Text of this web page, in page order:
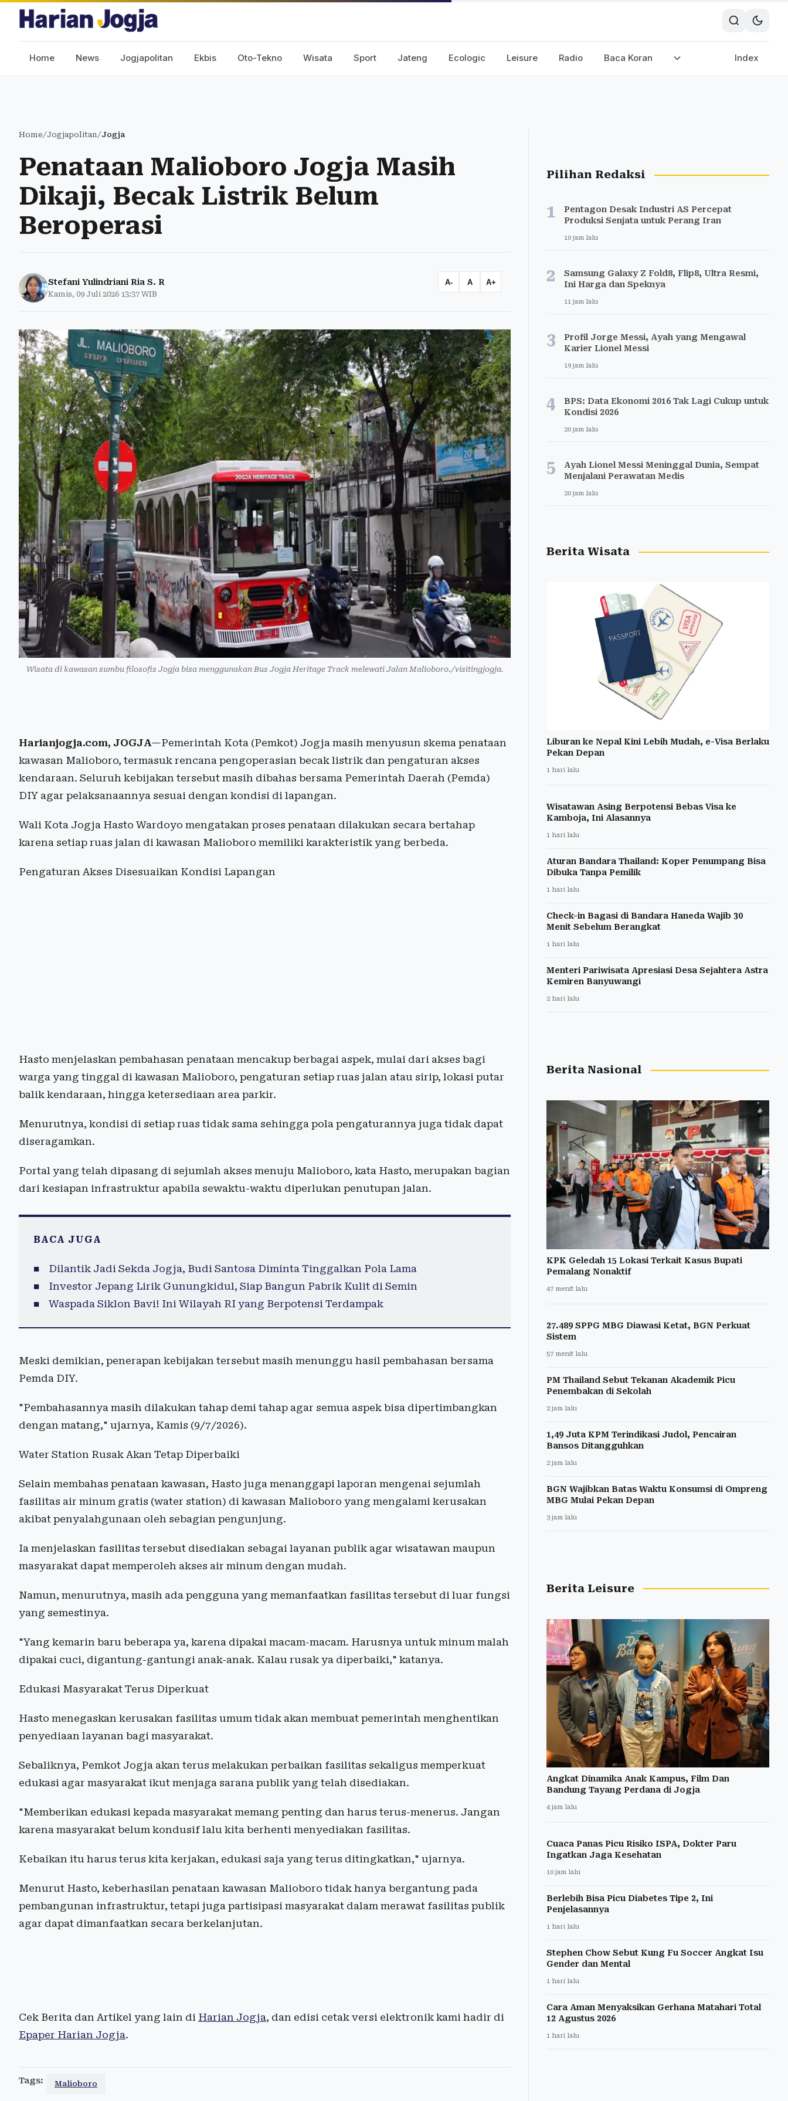
Home News Jogjapolitan Ekbis Oto-Tekno Wisata Sport Jateng Ecologic Leisure Radio Baca Koran Index
Home/Jogjapolitan/Jogja
Penataan Malioboro Jogja Masih
Dikaji, Becak Listrik Belum
Beroperasi
Stefani Yulindriani Ria S. R
Kamis, 09 Juli 2026 13:37 WIB
A- A A+
Wisata di kawasan sumbu filosofis Jogja bisa menggunakan Bus Jogja Heritage Track melewati Jalan Malioboro./visitingjogja.
Harianjogja.com, JOGJA—Pemerintah Kota (Pemkot) Jogja masih menyusun skema penataan
kawasan Malioboro, termasuk rencana pengoperasian becak listrik dan pengaturan akses
kendaraan. Seluruh kebijakan tersebut masih dibahas bersama Pemerintah Daerah (Pemda)
DIY agar pelaksanaannya sesuai dengan kondisi di lapangan.
Wali Kota Jogja Hasto Wardoyo mengatakan proses penataan dilakukan secara bertahap
karena setiap ruas jalan di kawasan Malioboro memiliki karakteristik yang berbeda.
Pengaturan Akses Disesuaikan Kondisi Lapangan
Hasto menjelaskan pembahasan penataan mencakup berbagai aspek, mulai dari akses bagi
warga yang tinggal di kawasan Malioboro, pengaturan setiap ruas jalan atau sirip, lokasi putar
balik kendaraan, hingga ketersediaan area parkir.
Menurutnya, kondisi di setiap ruas tidak sama sehingga pola pengaturannya juga tidak dapat
diseragamkan.
Portal yang telah dipasang di sejumlah akses menuju Malioboro, kata Hasto, merupakan bagian
dari kesiapan infrastruktur apabila sewaktu-waktu diperlukan penutupan jalan.
BACA JUGA
Dilantik Jadi Sekda Jogja, Budi Santosa Diminta Tinggalkan Pola Lama
Investor Jepang Lirik Gunungkidul, Siap Bangun Pabrik Kulit di Semin
Waspada Siklon Bavi! Ini Wilayah RI yang Berpotensi Terdampak
Meski demikian, penerapan kebijakan tersebut masih menunggu hasil pembahasan bersama
Pemda DIY.
"Pembahasannya masih dilakukan tahap demi tahap agar semua aspek bisa dipertimbangkan
dengan matang," ujarnya, Kamis (9/7/2026).
Water Station Rusak Akan Tetap Diperbaiki
Selain membahas penataan kawasan, Hasto juga menanggapi laporan mengenai sejumlah
fasilitas air minum gratis (water station) di kawasan Malioboro yang mengalami kerusakan
akibat penyalahgunaan oleh sebagian pengunjung.
Ia menjelaskan fasilitas tersebut disediakan sebagai layanan publik agar wisatawan maupun
masyarakat dapat memperoleh akses air minum dengan mudah.
Namun, menurutnya, masih ada pengguna yang memanfaatkan fasilitas tersebut di luar fungsi
yang semestinya.
"Yang kemarin baru beberapa ya, karena dipakai macam-macam. Harusnya untuk minum malah
dipakai cuci, digantung-gantungi anak-anak. Kalau rusak ya diperbaiki," katanya.
Edukasi Masyarakat Terus Diperkuat
Hasto menegaskan kerusakan fasilitas umum tidak akan membuat pemerintah menghentikan
penyediaan layanan bagi masyarakat.
Sebaliknya, Pemkot Jogja akan terus melakukan perbaikan fasilitas sekaligus memperkuat
edukasi agar masyarakat ikut menjaga sarana publik yang telah disediakan.
"Memberikan edukasi kepada masyarakat memang penting dan harus terus-menerus. Jangan
karena masyarakat belum kondusif lalu kita berhenti menyediakan fasilitas.
Kebaikan itu harus terus kita kerjakan, edukasi saja yang terus ditingkatkan," ujarnya.
Menurut Hasto, keberhasilan penataan kawasan Malioboro tidak hanya bergantung pada
pembangunan infrastruktur, tetapi juga partisipasi masyarakat dalam merawat fasilitas publik
agar dapat dimanfaatkan secara berkelanjutan.
Cek Berita dan Artikel yang lain di Harian Jogja, dan edisi cetak versi elektronik kami hadir di
Epaper Harian Jogja.
Tags: Malioboro
Pilihan Redaksi
1
Pentagon Desak Industri AS Percepat
Produksi Senjata untuk Perang Iran
10 jam lalu
2
Samsung Galaxy Z Fold8, Flip8, Ultra Resmi,
Ini Harga dan Speknya
11 jam lalu
3
Profil Jorge Messi, Ayah yang Mengawal
Karier Lionel Messi
19 jam lalu
4
BPS: Data Ekonomi 2016 Tak Lagi Cukup untuk
Kondisi 2026
20 jam lalu
5
Ayah Lionel Messi Meninggal Dunia, Sempat
Menjalani Perawatan Medis
20 jam lalu
Berita Wisata
Liburan ke Nepal Kini Lebih Mudah, e-Visa Berlaku
Pekan Depan
1 hari lalu
Wisatawan Asing Berpotensi Bebas Visa ke
Kamboja, Ini Alasannya
1 hari lalu
Aturan Bandara Thailand: Koper Penumpang Bisa
Dibuka Tanpa Pemilik
1 hari lalu
Check-in Bagasi di Bandara Haneda Wajib 30
Menit Sebelum Berangkat
1 hari lalu
Menteri Pariwisata Apresiasi Desa Sejahtera Astra
Kemiren Banyuwangi
2 hari lalu
Berita Nasional
KPK Geledah 15 Lokasi Terkait Kasus Bupati
Pemalang Nonaktif
47 menit lalu
27.489 SPPG MBG Diawasi Ketat, BGN Perkuat
Sistem
57 menit lalu
PM Thailand Sebut Tekanan Akademik Picu
Penembakan di Sekolah
2 jam lalu
1,49 Juta KPM Terindikasi Judol, Pencairan
Bansos Ditangguhkan
2 jam lalu
BGN Wajibkan Batas Waktu Konsumsi di Ompreng
MBG Mulai Pekan Depan
3 jam lalu
Berita Leisure
Angkat Dinamika Anak Kampus, Film Dan
Bandung Tayang Perdana di Jogja
4 jam lalu
Cuaca Panas Picu Risiko ISPA, Dokter Paru
Ingatkan Jaga Kesehatan
10 jam lalu
Berlebih Bisa Picu Diabetes Tipe 2, Ini
Penjelasannya
1 hari lalu
Stephen Chow Sebut Kung Fu Soccer Angkat Isu
Gender dan Mental
1 hari lalu
Cara Aman Menyaksikan Gerhana Matahari Total
12 Agustus 2026
1 hari lalu